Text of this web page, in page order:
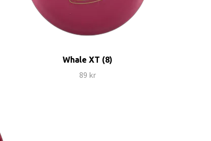
Whale XT (8)
89 kr